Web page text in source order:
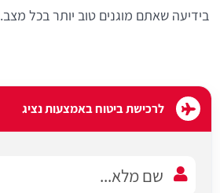
בידיעה שאתם מוגנים טוב יותר בכל מצב.
לרכישת ביטוח באמצעות נציג